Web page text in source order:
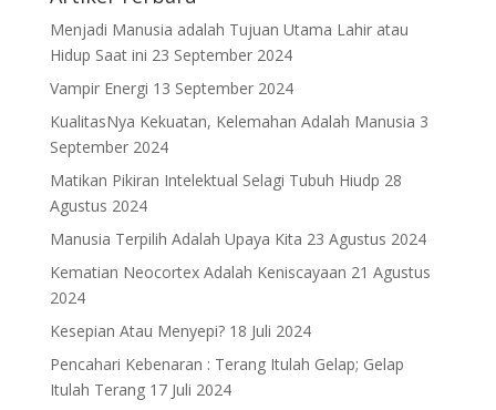
Menjadi Manusia adalah Tujuan Utama Lahir atau
Hidup Saat ini 23 September 2024
Vampir Energi 13 September 2024
KualitasNya Kekuatan, Kelemahan Adalah Manusia 3
September 2024
Matikan Pikiran Intelektual Selagi Tubuh Hiudp 28
Agustus 2024
Manusia Terpilih Adalah Upaya Kita 23 Agustus 2024
Kematian Neocortex Adalah Keniscayaan 21 Agustus
2024
Kesepian Atau Menyepi? 18 Juli 2024
Pencahari Kebenaran : Terang Itulah Gelap; Gelap
Itulah Terang 17 Juli 2024